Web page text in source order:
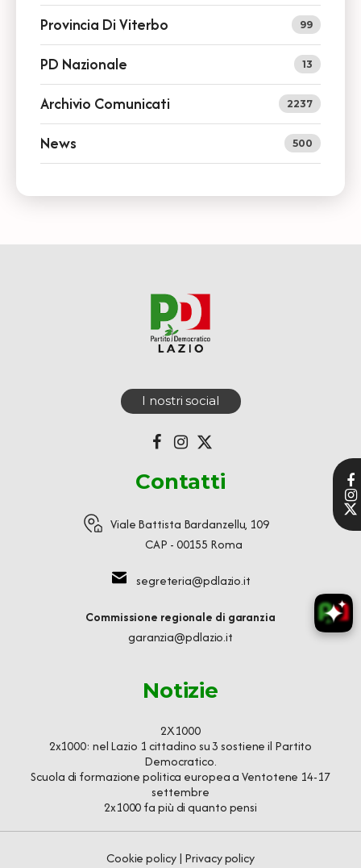
Provincia Di Viterbo 99
PD Nazionale 13
Archivio Comunicati 2237
News 500
I nostri social
Contatti
Viale Battista Bardanzellu, 109
CAP - 00155 Roma
segreteria@pdlazio.it
Commissione regionale di garanzia
garanzia@pdlazio.it
Notizie
2X1000
2x1000: nel Lazio 1 cittadino su 3 sostiene il Partito
Democratico.
Scuola di formazione politica europea a Ventotene 14-17
settembre
2x1000 fa più di quanto pensi
Cookie policy| Privacy policy